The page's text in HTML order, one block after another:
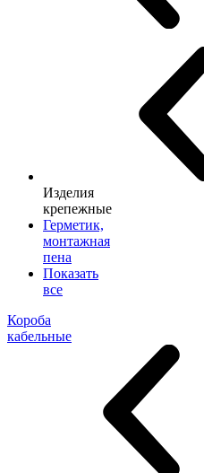
Изделия
крепежные
Герметик,
монтажная
пена
Показать
все
Короба
кабельные